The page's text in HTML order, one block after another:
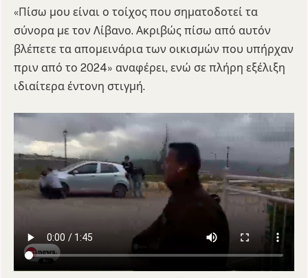
«Πίσω μου είναι ο τοίχος που σηματοδοτεί τα
σύνορα με τον Λίβανο. Ακριβώς πίσω από αυτόν
βλέπετε τα απομεινάρια των οικισμών που υπήρχαν
πριν από το 2024» αναφέρει, ενώ σε πλήρη εξέλιξη
ιδιαίτερα έντονη στιγμή.